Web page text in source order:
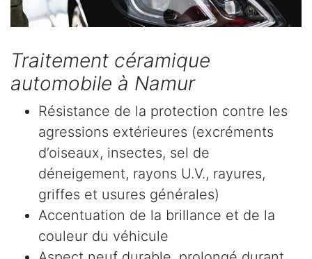
Traitement céramique
automobile à Namur
Résistance de la protection contre les
agressions extérieures (excréments
d’oiseaux, insectes, sel de
déneigement, rayons U.V., rayures,
griffes et usures générales)
Accentuation de la brillance et de la
couleur du véhicule